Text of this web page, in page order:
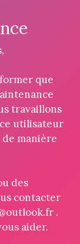
que
travaillons
utilisateur
manière
des
contacter
.
aider.